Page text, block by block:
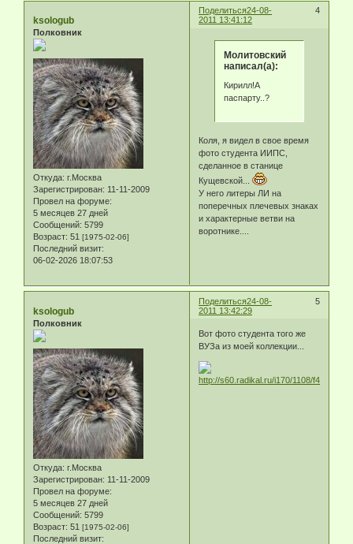
Поделиться 4
24-08-
2011 13:41:12
ksologub
Полковник
Откуда: г.Москва
Зарегистрирован: 11-11-2009
Провел на форуме:
5 месяцев 27 дней
Сообщений: 5799
Возраст: 51 [1975-02-06]
Последний визит:
06-02-2026 18:07:53
Молитовский
написал(а):
Кирилл!А
паспарту..?
Коля, я видел в свое время
фото студента ИИПС,
сделанное в станице
Кущевской...
У него литеры ЛИ на
поперечных плечевых знаках
и характерные ветви на
воротнике....
Поделиться 5
24-08-
2011 13:42:29
ksologub
Полковник
Откуда: г.Москва
Зарегистрирован: 11-11-2009
Провел на форуме:
5 месяцев 27 дней
Сообщений: 5799
Возраст: 51 [1975-02-06]
Последний визит:
Вот фото студента того же
ВУЗа из моей коллекции...